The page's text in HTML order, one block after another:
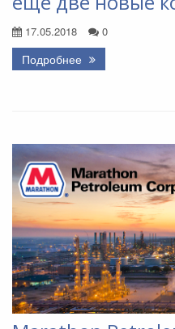
17.05.2018 0
Подробнее